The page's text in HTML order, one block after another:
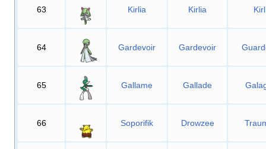
63 Kirlia Kirlia
64 Gardevoir Gardevoir
65 Gallame Gallade
66 Soporifik Drowzee